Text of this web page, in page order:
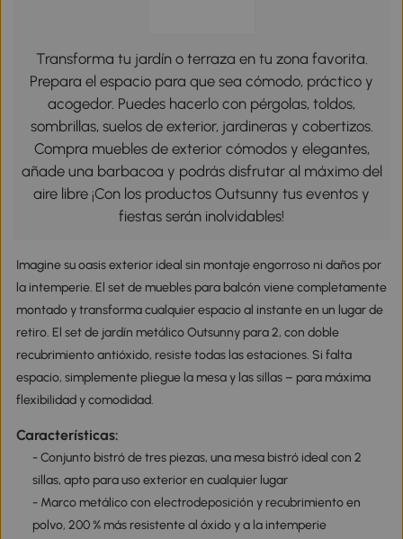
Transforma tu jardín o terraza en tu zona favorita.
Prepara el espacio para que sea cómodo, práctico y
acogedor. Puedes hacerlo con pérgolas, toldos,
sombrillas, suelos de exterior, jardineras y cobertizos.
Compra muebles de exterior cómodos y elegantes,
añade una barbacoa y podrás disfrutar al máximo del
aire libre ¡Con los productos Outsunny tus eventos y
fiestas serán inolvidables!
Imagine su oasis exterior ideal sin montaje engorroso ni daños por
la intemperie. El set de muebles para balcón viene completamente
montado y transforma cualquier espacio al instante en un lugar de
retiro. El set de jardín metálico Outsunny para 2, con doble
recubrimiento antióxido, resiste todas las estaciones. Si falta
espacio, simplemente pliegue la mesa y las sillas – para máxima
flexibilidad y comodidad.
Características:
- Conjunto bistró de tres piezas, una mesa bistró ideal con 2
sillas, apto para uso exterior en cualquier lugar
- Marco metálico con electrodeposición y recubrimiento en
polvo, 200 % más resistente al óxido y a la intemperie